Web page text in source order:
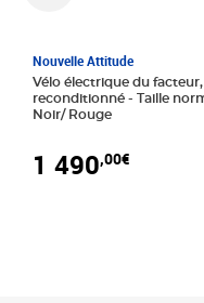
Nouvelle Attitude
Vélo électrique du facteur,
reconditionné - Taille normale -
Noir/ Rouge
1 490,00€